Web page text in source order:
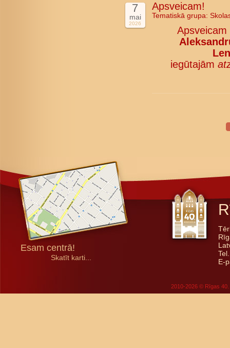
7
mai
2026
Apsveicam!
Tematiskā grupa:
Apsveicam
iegūtajām
Esam centrā!
Skatīt karti...
E-
2010-2026 © Rīgas